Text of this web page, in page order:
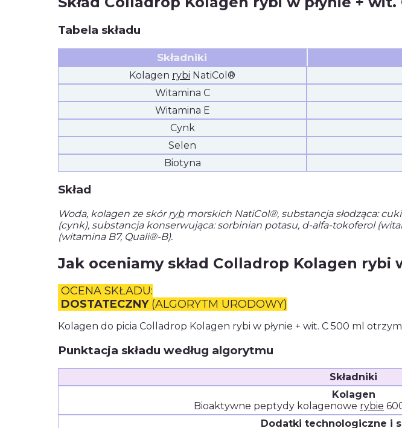
Tabela składu
Składniki
Kolagen rybi NatiCol®
Witamina C
Witamina E
Cynk
Selen
Biotyna
Skład
Woda, kolagen ze skórrybmorskich NatiCol®, substancja słodząca:
(cynk), substancja konserwująca: sorbinian potasu, d-alfa-tokoferol
(witamina B7, Quali®-B).
Jak oceniamy skład Colladrop Kolagen rybi
OCENA SKŁADU:
DOSTATECZNY(ALGORYTM URODOWY)
Kolagen do picia Colladrop Kolagen rybi w płynie + wit. C 500 ml
Punktacja składu według algorytmu
Składniki
Kolagen
Bioaktywne peptydy kolagenowe rybie
Dodatki technologiczne i